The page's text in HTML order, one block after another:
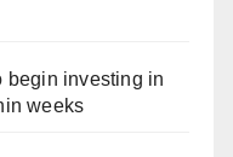
begin investing in
weeks